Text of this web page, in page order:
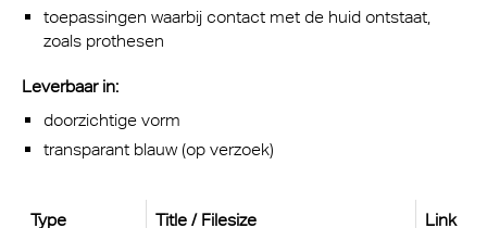
toepassingen waarbij contact met de huid ontstaat,
zoals prothesen
Leverbaar in:
doorzichtige vorm
transparant blauw (op verzoek)
Type Title / Filesize Link